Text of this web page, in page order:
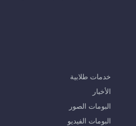
خدمات طلابية
الأخبار
البومات الصور
البومات الفيديو